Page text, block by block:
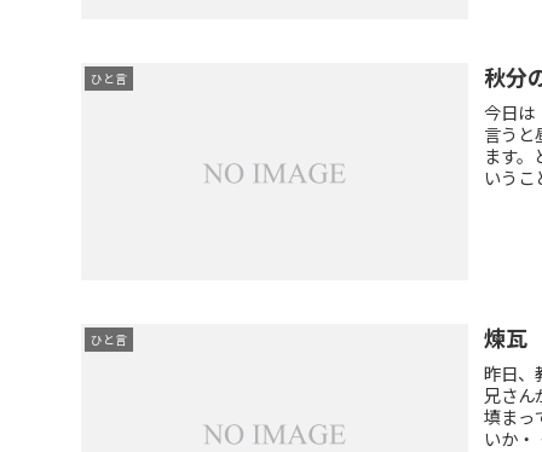
ひと言 秋分
今日は
言うと
ます
いう
ひと言 煉瓦
昨日、
兄さ
填まっ
いか・